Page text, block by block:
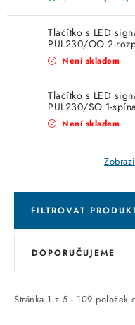
SVÍTIDLA interiérová
SVÍTIDLA technická
VÝPRODEJ
Položky bez zařazené
VÁNOCE
OSVĚTLENÍ
Otevírací doba výdejny
Ochrana osobních údajů
Tlačítko s LED
PUL230/OO 2-
Eaton 276299
Není skladem
Tlačítko s LED
PUL230/SO 1-
kontakt 1NO+1NC
Není skladem
FILTROVAT
V
i
Stránka 1 z 5 - 109 položek
Ř
e
DOPORUČUJEME